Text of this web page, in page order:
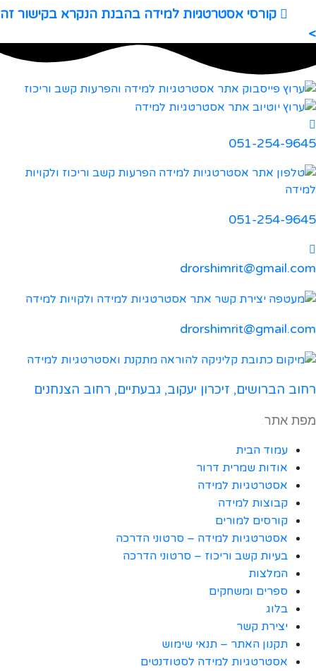
קורסי אסטרטגיות למידה בהבנת הנקרא בקישור זה
>
051-254-9645
051-254-9645
drorshimrit@gmail.com
drorshimrit@gmail.com​
רחוב הברושים, זיכרון יעקוב, גבעתיים, רחוב הצנחנים
מפת אתר:
עמוד הבית
אודות שמרית דרור
אסטרטגיות למידה
קבוצות למידה
קורסים למורים
אסטרטגיות למידה – סרטוני הדרכה
בעיות קשב וריכוז – סרטוני הדרכה
המלצות
ספרים ומשחקים
בלוג
יצירת קשר
תקנון האתר – תנאי שימוש
אסטרטגיות למידה לסטודנטים